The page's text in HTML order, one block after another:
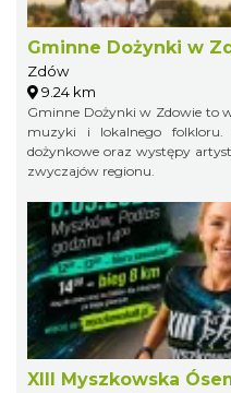
Gminne Dożynki w
Zdów
9.24 km
Gminne Dożynki w Zdowie to
muzyki i lokalnego folkloru.
dożynkowe oraz występy
zwyczajów regionu.
XIII Myszkowska